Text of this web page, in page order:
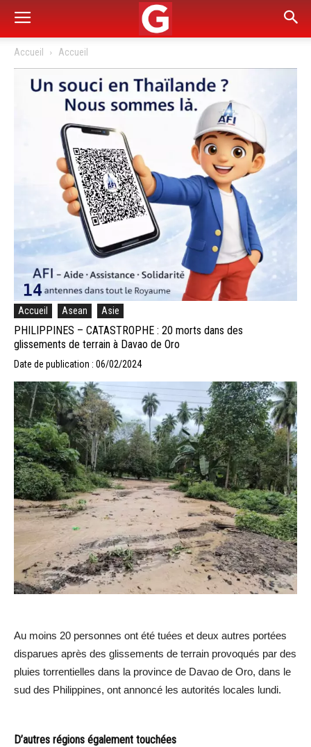
Accueil Accueil
Accueil Asean Asie
PHILIPPINES – CATASTROPHE : 20 morts dans des
glissements de terrain à Davao de Oro
Date de publication : 06/02/2024
Au moins 20 personnes ont été tuées et deux autres portées
disparues après des glissements de terrain provoqués par des
pluies torrentielles dans la province de Davao de Oro, dans le
sud des Philippines, ont annoncé les autorités locales lundi.
D’autres régions également touchées